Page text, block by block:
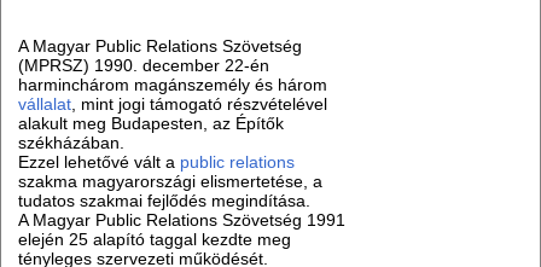
A Magyar Public Relations Szövetség
(MPRSZ) 1990. december 22-én
harminchárom magánszemély és három
vállalat , mint jogi támogató részvételével
alakult meg Budapesten, az Építők
székházában.
Ezzel lehetővé vált a public relations
szakma magyarországi elismertetése, a
tudatos szakmai fejlődés megindítása.
A Magyar Public Relations Szövetség 1991
elején 25 alapító taggal kezdte meg
tényleges szervezeti működését.